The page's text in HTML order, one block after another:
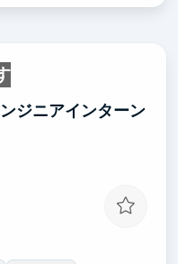
ジニアインターン